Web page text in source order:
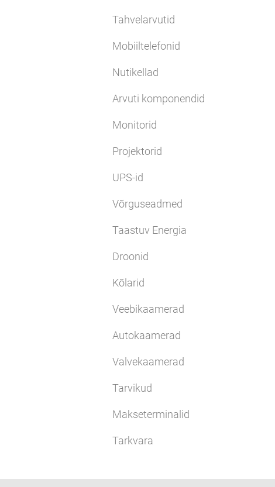
Tahvelarvutid
Mobiiltelefonid
Nutikellad
Arvuti komponendid
Monitorid
Projektorid
UPS-id
Võrguseadmed
Taastuv Energia
Droonid
Kõlarid
Veebikaamerad
Autokaamerad
Valvekaamerad
Tarvikud
Makseterminalid
Tarkvara